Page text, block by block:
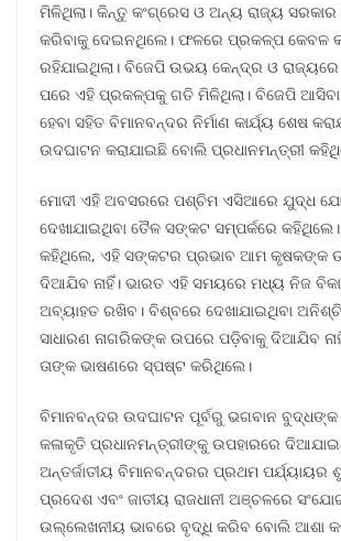
ମିଳିଥିଲା। କିନ୍ତୁ କଂଗ୍ରେସ ଓ ଅନ୍ୟ ରାଜ୍ୟ ସରକାର
କରିବାକୁ ଦେଇନଥିଲେ। ଫଳରେ ପ୍ରକଳ୍ପ କେବଳ
ରହିଯାଇଥିଲା। ବିଜେପି ଉଭୟ କେନ୍ଦ୍ର ଓ
ପରେ ଏହି ପ୍ରକଳ୍ପକୁ ଗତି ମିଳିଥିଲା। ବିଜେପି ଆସିବା
ହେବା ସହିତ ବିମାନବନ୍ଦର ନିର୍ମାଣ କାର୍ଯ୍ୟ ଶେଷ
ଉଦଘାଟନ କରାଯାଇଛି ବୋଲି ପ୍ରଧାନମନ୍ତ୍ରୀ
ମୋଦୀ ଏହି ଅବସରରେ ପଶ୍ଚିମ ଏସିଆରେ ଯୁଦ୍ଧ
ଦେଖାଯାଇଥିବା ତୈଳ ସଙ୍କଟ ସମ୍ପର୍କରେ
କହିଥିଲେ, ଏହି ସଙ୍କଟର ପ୍ରଭାବ ଆମ କୃଷକଙ୍କ
ଦିଆଯିବ ନାହିଁ। ଭାରତ ଏହି ସମୟରେ ମଧ୍ୟ ନିଜ
ଅବ୍ୟାହତ ରଖିବ। ବିଶ୍ବରେ ଦେଖାଯାଇଥିବା
ସାଧାରଣ ନାଗରିକଙ୍କ ଉପରେ ପଡ଼ିବାକୁ ଦିଆଯିବ
ତାଙ୍କ ଭାଷଣରେ ସ୍ପଷ୍ଟ କରିଥିଲେ।
ବିମାନବନ୍ଦର ଉଦଘାଟନ ପୂର୍ବରୁ ଭଗବାନ
କଳାକୃତି ପ୍ରଧାନମନ୍ତ୍ରୀଙ୍କୁ ଉପହାରରେ
ଅନ୍ତର୍ଜାତୀୟ ବିମାନବନ୍ଦରର ପ୍ରଥମ
ପ୍ରଦେଶ ଏବଂ ଜାତୀୟ ରାଜଧାନୀ ଅଞ୍ଚଳରେ
ଉଲ୍ଲେଖନୀୟ ଭାବରେ ବୃଦ୍ଧି କରିବ ବୋଲି ଆଶା